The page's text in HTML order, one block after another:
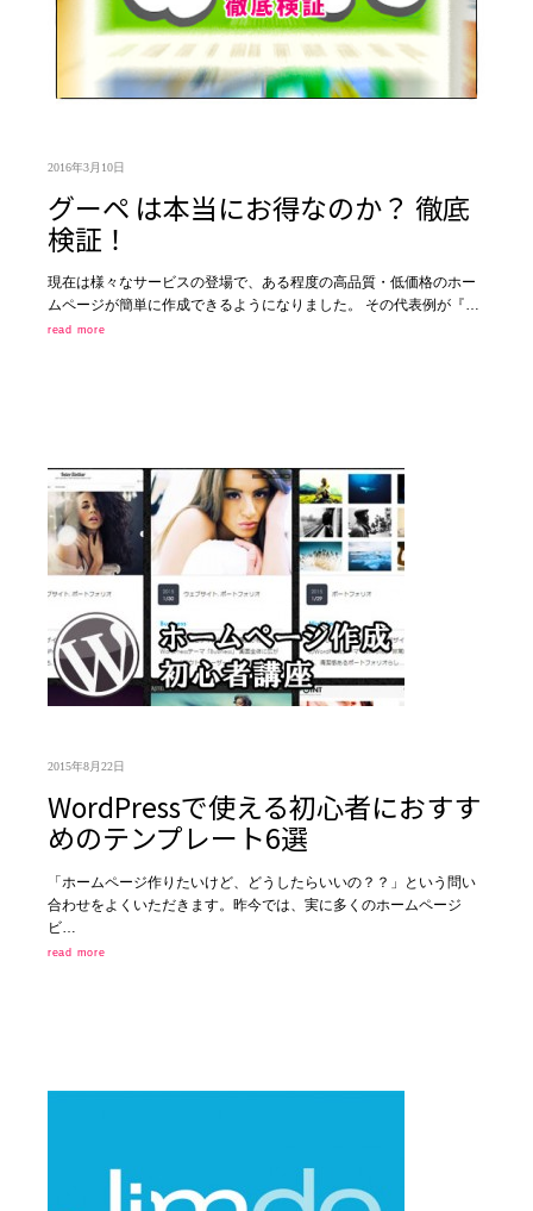
2016年3月10日
グーペ は本当にお得なのか？ 徹底
検証！
現在は様々なサービスの登場で、ある程度の高品質・低価格のホー
ムページが簡単に作成できるようになりました。 その代表例が『…
read more
2015年8月22日
WordPressで使える初心者におすす
めのテンプレート6選
「ホームページ作りたいけど、どうしたらいいの？？」という問い
合わせをよくいただきます。昨今では、実に多くのホームページ
ビ…
read more